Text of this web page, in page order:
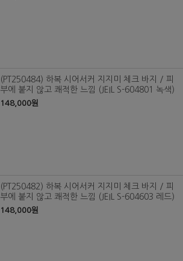
(PT250484) 하복 시어서커 지지미 체크 바지 / 피
부에 붙지 않고 쾌적한 느낌 (JEIL S-604801 녹색)
148,000원
(PT250482) 하복 시어서커 지지미 체크 바지 / 피
부에 붙지 않고 쾌적한 느낌 (JEIL S-604603 레드)
148,000원